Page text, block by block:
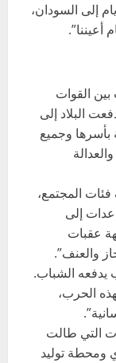
إلى السودان،
القوات
البلاد إلى
بأسرها وجميع
المجتمع،
إلى
عقبات
والعنف”.
يدفعه الشباب.
الحرب،
التي طالت
ومحطة توليد